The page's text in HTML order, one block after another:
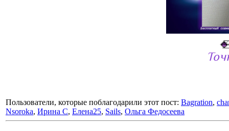
Пользователи, которые поблагодарили этот пост: Bagration,
Nsoroka, Ирина С, Елена25, Sails, Ольга Федосеева